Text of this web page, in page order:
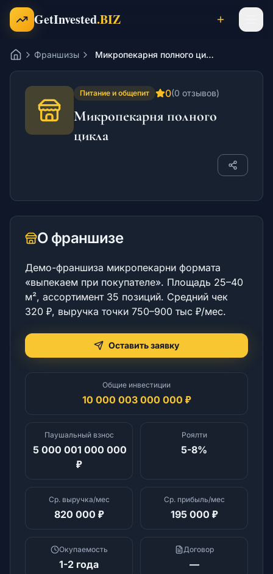
Перейти к содержимому
GetInvested.BIZ
Готовый бизнес
Обучение
Мероприятия
Экосистема
Кейсы
База знаний
Инвестплатформы
ГлавнаяФраншизы Микропекарня полного цикла
Питание и общепит 0(0 отзывов)
Микропекарня полного
цикла
О франшизе
Демо-франшиза микропекарни формата
«выпекаем при покупателе». Площадь 25–40
м², ассортимент 35 позиций. Средний чек
320 ₽, выручка точки 750–900 тыс ₽/мес.
Оставить заявку
Общие инвестиции
10 000 003 000 000 ₽
Паушальный взнос
5 000 001 000 000
₽
Роялти
5-8%
Ср. выручка/мес
820 000 ₽
Ср. прибыль/мес
195 000 ₽
Окупаемость
1-2 года
Договор
—